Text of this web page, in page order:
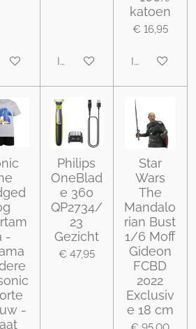
mij op de hoogteIn winkelwagen
katoen
€ 16,95
In
-
-
Philips
OneBlad
e 360
QP2734/
23
Gezicht
€ 47,95
Star
Wars
The
Mandalo
rian Bust
1/6 Moff
Gideon
FCBD
2022
Exclusiv
e 18 cm